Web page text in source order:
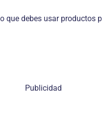
que debes usar productos
Publicidad